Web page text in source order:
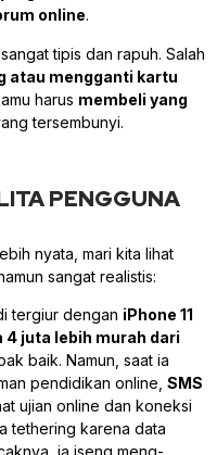
online.
tipis dan rapuh. Salah
atau mengganti kartu
harus membeli yang
tersembunyi.
PENGGUNA
nyata, mari kita lihat
sangat realistis:
tergiur dengan iPhone 11
4 juta lebih murah dari
baik. Namun, saat ia
pendidikan online, SMS
ujian online dan koneksi
tethering karena data
ia iseng meng-